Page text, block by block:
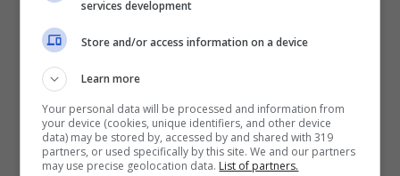
Kensington Gardens. A nord di Kensington
trovate il pittoresco quartiere diNotting
Hille la famosa
famoso mercatino delle pulci. Per
attraversare tutte queste zone, piuttosto
ampie, prendete la metropolitana o
services development
Store and/or access information on a device
Learn more
Your personal data will be processed and information from
your device (cookies, unique identifiers, and other device
data) may be stored by, accessed by and shared with 319
partners, or used specifically by this site. We and our partners
may use precise geolocation data. List of partners.